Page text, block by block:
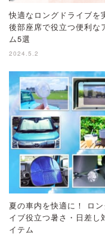
快適なロングドライブを
後部座席で役立つ便利な
ム5選
2024.5.2
夏の車内を快適に！ ロン
イブ役立つ暑さ・日差し
イテム